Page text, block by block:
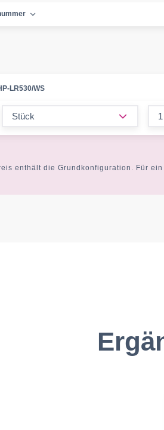
LR530/WS
enthält die Grundkonfiguration. Für